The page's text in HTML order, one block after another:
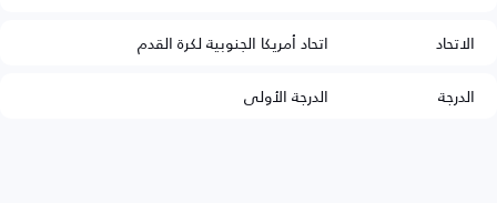
الاتحاد
اتحاد أمريكا الجنوبية لكرة القدم
الدرجة
الدرجة الأولى